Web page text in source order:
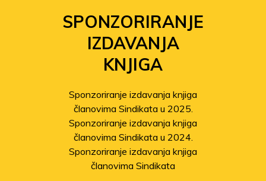
SPONZORIRANJE
IZDAVANJA
KNJIGA
Sponzoriranje izdavanja knjiga
članovima Sindikata u 2025.
Sponzoriranje izdavanja knjiga
članovima Sindikata u 2024.
Sponzoriranje izdavanja knjiga
članovima Sindikata